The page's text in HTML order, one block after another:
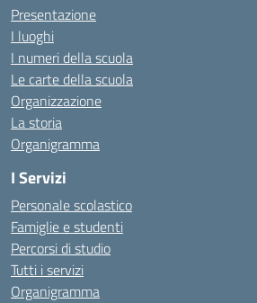
Presentazione
I luoghi
I numeri della scuola
Le carte della scuola
Organizzazione
La storia
Organigramma
I Servizi
Personale scolastico
Famiglie e studenti
Percorsi di studio
Tutti i servizi
Organigramma